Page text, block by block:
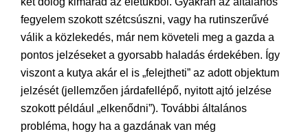
fegyelem szokott szétcsúszni, vagy ha rutinszerűvé
válik a közlekedés, már nem követeli meg a gazda a
pontos jelzéseket a gyorsabb haladás érdekében. Így
viszont a kutya akár el is „felejtheti” az adott objektum
jelzését (jellemzően járdafellépő, nyitott ajtó jelzése
szokott például „elkenődni”). További általános
probléma, hogy ha a gazdának van még